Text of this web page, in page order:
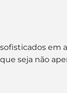
em
seja não